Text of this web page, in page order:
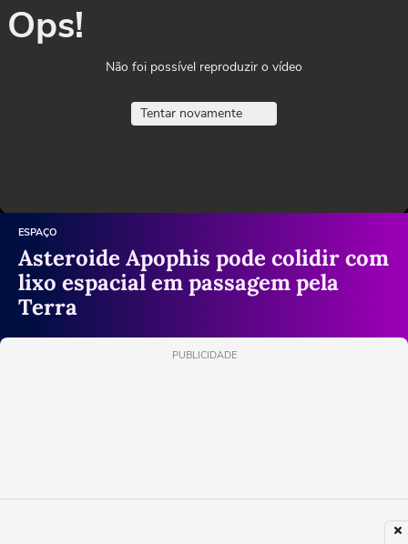
Ops!
Não foi possível reproduzir o vídeo
Tentar novamente
ESPAÇO
Asteroide Apophis pode colidir com
lixo espacial em passagem pela
Terra
PUBLICIDADE